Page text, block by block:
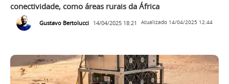
conectividade, como áreas rurais da África
Gustavo Bertolucci 14/04/2025 18:21 Atualizado 14/04/2025 12:44